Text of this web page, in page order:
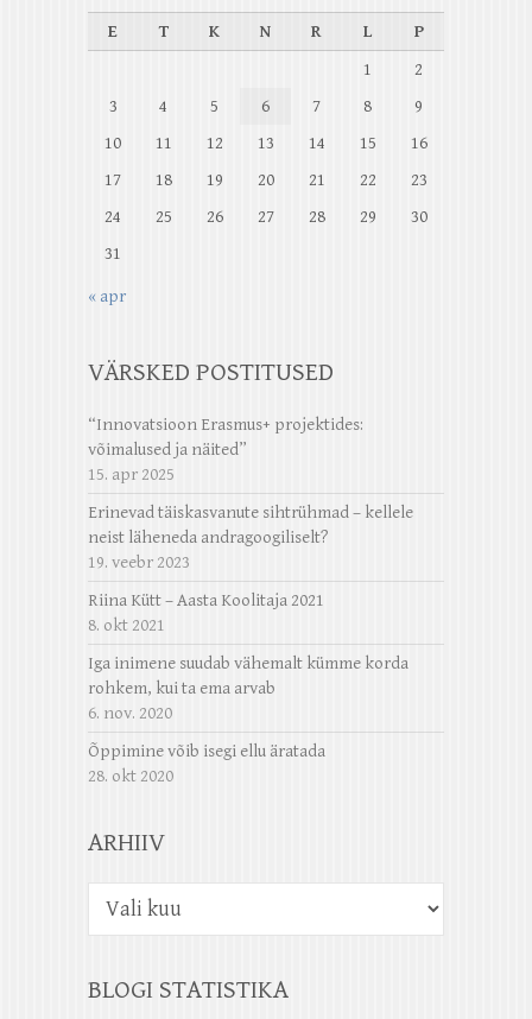
E T K N R L
P
1
2
3
4 5 6 7 8
9
10
11 12 13 14 15
16
17
18 19 20 21 22
23
24
25 26 27 28 29
30
31
« apr
VÄRSKED POSTITUSED
“Innovatsioon Erasmus+ projektides:
võimalused ja näited”
15. apr 2025
Erinevad täiskasvanute sihtrühmad – kellele
neist läheneda andragoogiliselt?
19. veebr 2023
Riina Kütt – Aasta Koolitaja 2021
8. okt 2021
Iga inimene suudab vähemalt kümme korda
rohkem, kui ta ema arvab
6. nov. 2020
Õppimine võib isegi ellu äratada
28. okt 2020
ARHIIV
BLOGI STATISTIKA